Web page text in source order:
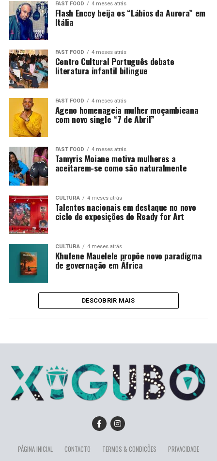
FAST FOOD 4 meses atrás
Flash Enccy beija os “Lábios da Aurora” em
Itália
FAST FOOD 4 meses atrás
Centro Cultural Português debate
literatura infantil bilingue
FAST FOOD 4 meses atrás
Ageno homenageia mulher moçambicana
com novo single “7 de Abril”
FAST FOOD 4 meses atrás
Tamyris Moiane motiva mulheres a
aceitarem-se como são naturalmente
CULTURA 4 meses atrás
Talentos nacionais em destaque no novo
ciclo de exposições do Ready for Art
CULTURA 4 meses atrás
Khufene Mauelele propõe novo paradigma
de governação em África
DESCOBRIR MAIS
PÁGINA INICIAL CONTACTO TERMOS & CONDIÇÕES PRIVACIDADE